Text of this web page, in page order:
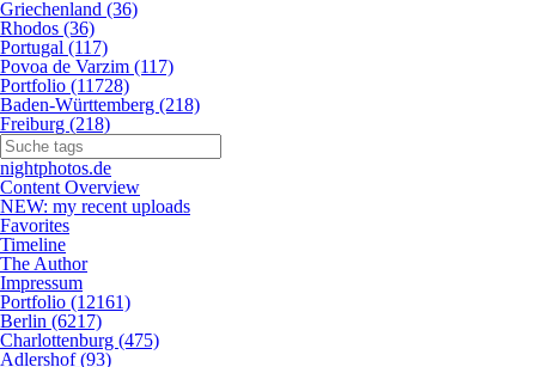
Griechenland (36)
Rhodos (36)
Portugal (117)
Povoa de Varzim (117)
Portfolio (11728)
Baden-Württemberg (218)
Freiburg (218)
nightphotos.de
Content Overview
NEW: my recent uploads
Favorites
Timeline
The Author
Impressum
Portfolio (12161)
Berlin (6217)
Charlottenburg (475)
Adlershof (93)